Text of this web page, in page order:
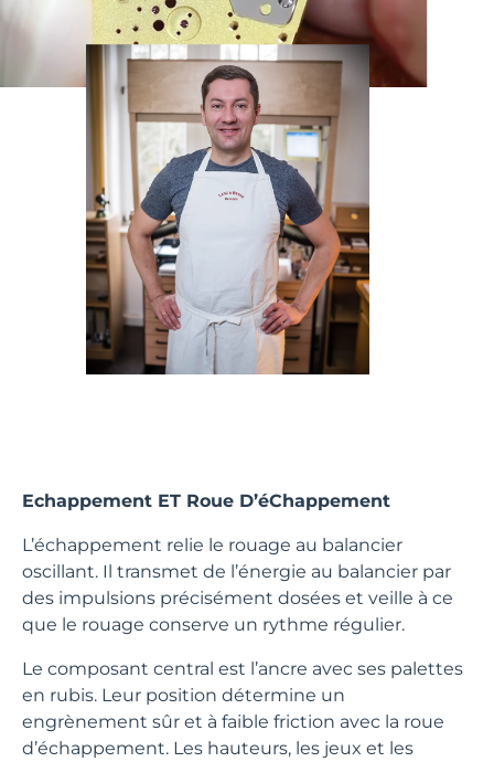
Echappement ET Roue D’éChappement
L’échappement relie le rouage au balancier
oscillant. Il transmet de l’énergie au balancier par
des impulsions précisément dosées et veille à ce
que le rouage conserve un rythme régulier.
Le composant central est l’ancre avec ses palettes
en rubis. Leur position détermine un
engrènement sûr et à faible friction avec la roue
d’échappement. Les hauteurs, les jeux et les